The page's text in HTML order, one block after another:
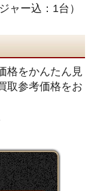
ャー込：1台）
格をかんたん見
取参考価格をお